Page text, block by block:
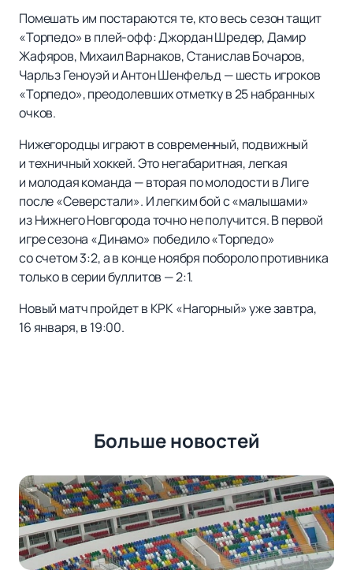
Помешать им постараются те, кто весь сезон тащит
«Торпедо» в плей-офф: Джордан Шредер, Дамир
Жафяров, Михаил Варнаков, Станислав Бочаров,
Чарльз Геноуэй и Антон Шенфельд — шесть игроков
«Торпедо», преодолевших отметку в 25 набранных
очков.
Нижегородцы играют в современный, подвижный
и техничный хоккей. Это негабаритная, легкая
и молодая команда — вторая по молодости в Лиге
после «Северстали». И легким бой с «малышами»
из Нижнего Новгорода точно не получится. В первой
игре сезона «Динамо» победило «Торпедо»
со счетом 3:2, а в конце ноября побороло противника
только в серии буллитов — 2:1.
Новый матч пройдет в КРК «Нагорный» уже завтра,
16 января, в 19:00.
Больше новостей